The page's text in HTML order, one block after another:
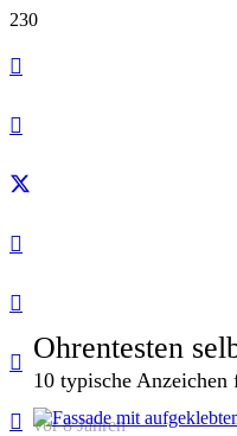
Ohrentesten
10 typische
vor 8 Jahren